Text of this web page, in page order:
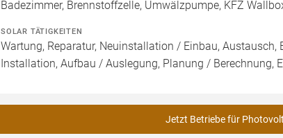
Badezimmer, Brennstoffzelle, Umwälzpumpe, KFZ
SOLAR TÄTIGKEITEN
Wartung, Reparatur, Neuinstallation / Einbau,
Installation, Aufbau / Auslegung, Planung / Berechnung,
Jetzt Betriebe für